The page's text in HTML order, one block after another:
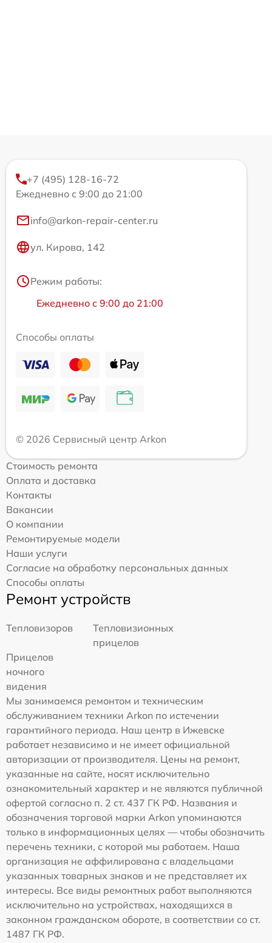
+7 (495) 128-16-72
Ежедневно с 9:00 до 21:00
info@arkon-repair-center.ru
ул. Кирова, 142
Режим работы:
Ежедневно с 9:00 до 21:00
Способы оплаты
© 2026 Сервисный центр Arkon
Стоимость ремонта
Оплата и доставка
Контакты
Вакансии
О компании
Ремонтируемые модели
Наши услуги
Согласие на обработку персональных данных
Способы оплаты
Ремонт устройств
Тепловизоров
Тепловизионных
прицелов
Прицелов
ночного
видения
Мы занимаемся ремонтом и техническим
обслуживанием техники Arkon по истечении
гарантийного периода. Наш центр в Ижевске
работает независимо и не имеет официальной
авторизации от производителя. Цены на ремонт,
указанные на сайте, носят исключительно
ознакомительный характер и не являются публичной
офертой согласно п. 2 ст. 437 ГК РФ. Названия и
обозначения торговой марки Arkon упоминаются
только в информационных целях — чтобы обозначить
перечень техники, с которой мы работаем. Наша
организация не аффилирована с владельцами
указанных товарных знаков и не представляет их
интересы. Все виды ремонтных работ выполняются
исключительно на устройствах, находящихся в
законном гражданском обороте, в соответствии со ст.
1487 ГК РФ.